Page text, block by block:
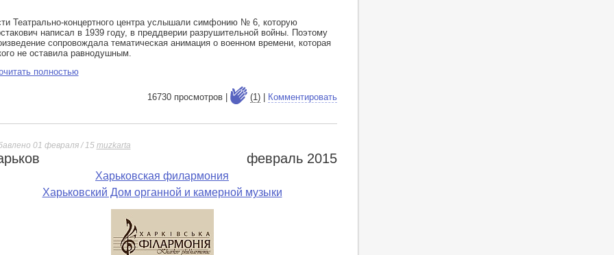
Театрально-концертного центра услышали симфонию № 6, которую
написал в 1939 году, в преддверии разрушительной войны. Поэтому
сопровождала тематическая анимация о военном времени, которая
не оставила равнодушным.
полностью
16730 просмотров | (1)| Комментировать
01 февраля / 15 muzkarta
февраль 2015
Харьковская филармония
Харьковский Дом органной и камерной музыки